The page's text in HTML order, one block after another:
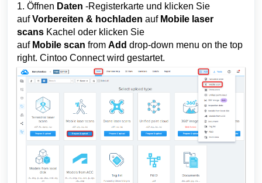
1. Öffnen Daten -Registerkarte und klicken Sie
aufVorbereiten & hochladen auf Mobile laser
scans Kachel oder klicken Sie
auf Mobile scan from Add drop-down menu on the top
right. Cintoo Connect wird gestartet.